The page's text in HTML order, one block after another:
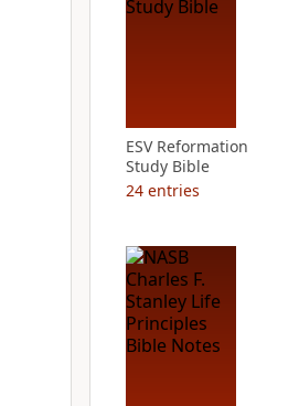
ESV Reformation
Study Bible
24 entries